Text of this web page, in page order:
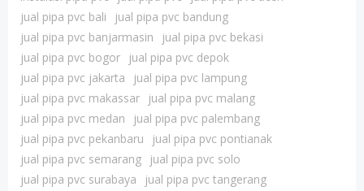
jual pipa pvc bali
jual pipa pvc bandung
jual pipa pvc banjarmasin
jual pipa pvc bekasi
jual pipa pvc bogor
jual pipa pvc depok
jual pipa pvc jakarta
jual pipa pvc lampung
jual pipa pvc makassar
jual pipa pvc malang
jual pipa pvc medan
jual pipa pvc palembang
jual pipa pvc pekanbaru
jual pipa pvc pontianak
jual pipa pvc semarang
jual pipa pvc solo
jual pipa pvc surabaya
jual pipa pvc tangerang